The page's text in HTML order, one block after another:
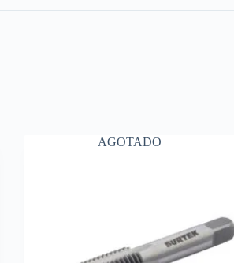
AGOTADO